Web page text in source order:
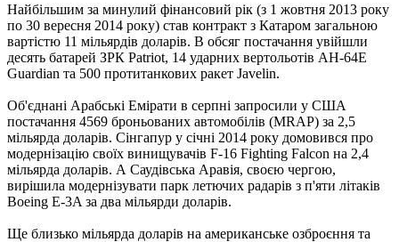
Найбільшим за минулий фінансовий рік (з 1 жовтня 2013 року
по 30 вересня 2014 року) став контракт з Катаром загальною
вартістю 11 мільярдів доларів. В обсяг постачання увійшли
десять батарей ЗРК Patriot, 14 ударних вертольотів AH-64E
Guardian та 500 протитанкових ракет Javelin.
Об'єднані Арабські Емірати в серпні запросили у США
постачання 4569 броньованих автомобілів (MRAP) за 2,5
мільярда доларів. Сінгапур у січні 2014 року домовився про
модернізацію своїх винищувачів F-16 Fighting Falcon на 2,4
мільярда доларів. А Саудівська Аравія, своєю чергою,
вирішила модернізувати парк летючих радарів з п'яти літаків
Boeing E-3A за два мільярди доларів.
Ще близько мільярда доларів на американське озброєння та